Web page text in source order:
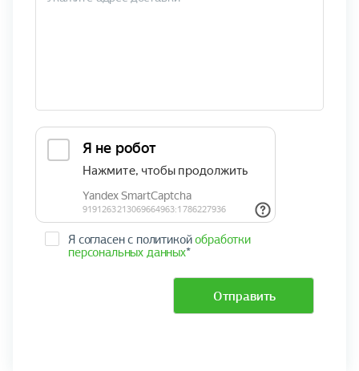
Я согласен с политикойобработки
персональных данных*
Отправить